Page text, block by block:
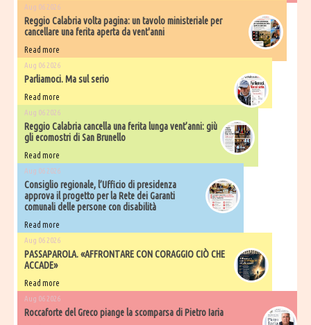
Aug 06 2026
​Reggio Calabria volta pagina: un tavolo ministeriale per
cancellare una ferita aperta da vent'anni
Read more
Aug 06 2026
Parliamoci. Ma sul serio
Read more
Aug 06 2026
Reggio Calabria cancella una ferita lunga vent’anni: giù
gli ecomostri di San Brunello
Read more
Aug 06 2026
Consiglio regionale, l’Ufficio di presidenza
approva il progetto per la Rete dei Garanti
comunali delle persone con disabilità
Read more
Aug 06 2026
PASSAPAROLA. «AFFRONTARE CON CORAGGIO CIÒ CHE
ACCADE»
Read more
Aug 06 2026
Roccaforte del Greco piange la scomparsa di Pietro Iaria